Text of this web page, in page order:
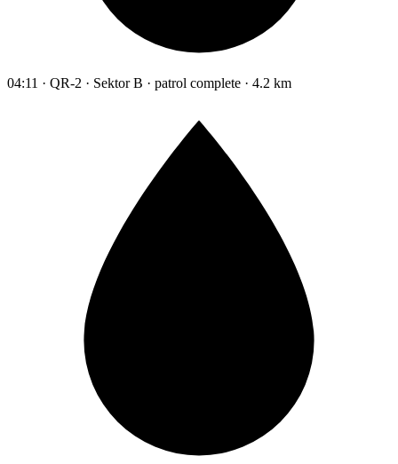
04:11 · QR-2 · Sektor B · patrol complete · 4.2 km